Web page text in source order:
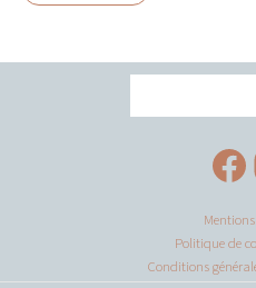
Politique de
Conditions